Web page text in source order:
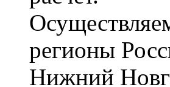
регионы
Нижний